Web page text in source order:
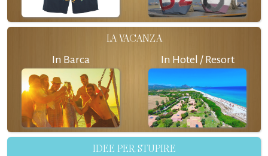
LA VACANZA
In Barca In Hotel / Resort
IDEE PER STUPIRE